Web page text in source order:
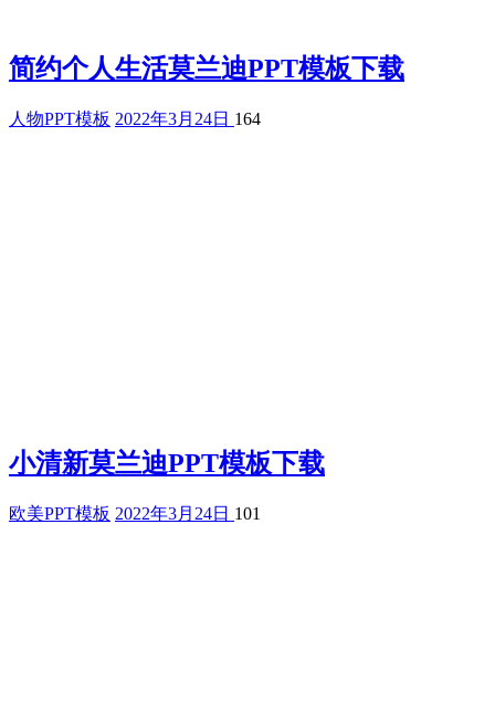
简约个人生活莫兰迪PPT模板下载
人物PPT模板 2022年3月24日 164
小清新莫兰迪PPT模板下载
欧美PPT模板 2022年3月24日 101